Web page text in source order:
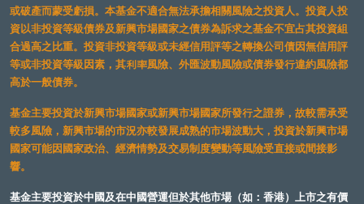
或破產而蒙受虧損。本基金不適合無法承擔相關風險之投資人。投資人投
資以非投資等級債券及新興市場國家之債券為訴求之基金不宜占其投資組
合過高之比重。投資非投資等級或未經信用評等之轉換公司債因無信用評
等或非投資等級因素，其利率風險、外匯波動風險或債券發行違約風險都
高於一般債券。
基金主要投資於新興市場國家或新興市場國家所發行之證券，故較需承受
較多風險，新興市場的市況亦較發展成熟的市場波動大，投資於新興市場
國家可能因國家政治、經濟情勢及交易制度變動等風險受直接或間接影
響。
基金主要投資於中國及在中國營運但於其他市場（如：香港）上市之有價